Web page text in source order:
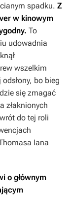
spadku. Z
w kinowym
To
udowadnia
wszelkim
bo bieg
się zmagać
złaknionych
do tej roli
Iana
o głównym